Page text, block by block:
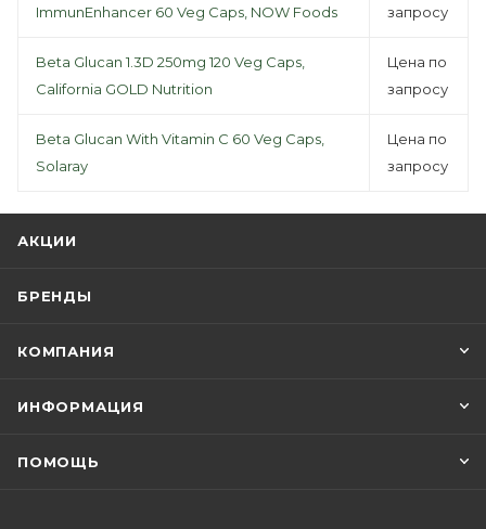
ImmunEnhancer 60 Veg Caps, NOW Foods
запросу
Beta Glucan 1.3D 250mg 120 Veg Caps,
California GOLD Nutrition
Цена по
запросу
Beta Glucan With Vitamin C 60 Veg Caps,
Solaray
Цена по
запросу
АКЦИИ
БРЕНДЫ
КОМПАНИЯ
ИНФОРМАЦИЯ
ПОМОЩЬ